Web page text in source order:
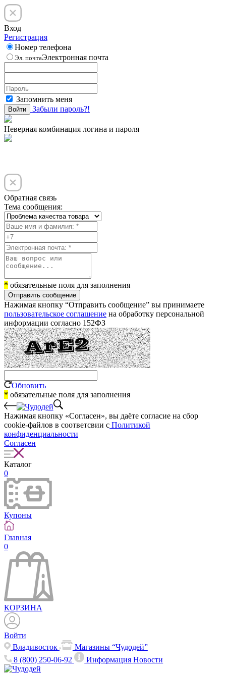
Вход
Регистрация
Номер телефона
Эл. почтаЭлектронная почта
Запомнить меня
Войти Забыли пароль?!
Неверная комбинация логина и пароля
Обратная связь
Тема сообщения:
* обязательные поля для заполнения
Отправить сообщение
Нажимая кнопку “Отправить сообщение” вы принимаете
пользовательское соглашение на обработку персональной
информации согласно 152ФЗ
Обновить
* обязательные поля для заполнения
Нажимая кнопку «Согласен», вы даёте cогласие на сбор
cookie-файлов в соответсвии с Политикой
конфиденциальности
Согласен
Каталог
0
Купоны
Главная
0
КОРЗИНА
Войти
Владивосток
Магазины “Чудодей”
8 (800) 250-06-92
ИнформацияНовости